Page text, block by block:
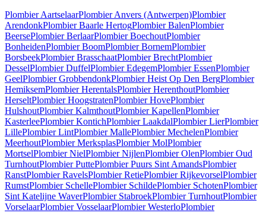
Plombier AartselaarPlombier Anvers (Antwerpen)Plombier
ArendonkPlombier Baarle HertogPlombier BalenPlombier
BeersePlombier BerlaarPlombier BoechoutPlombier
BonheidenPlombier BoomPlombier BornemPlombier
BorsbeekPlombier BrasschaatPlombier BrechtPlombier
DesselPlombier DuffelPlombier EdegemPlombier EssenPlombier
GeelPlombier GrobbendonkPlombier Heist Op Den BergPlombier
HemiksemPlombier HerentalsPlombier HerenthoutPlombier
HerseltPlombier HoogstratenPlombier HovePlombier
HulshoutPlombier KalmthoutPlombier KapellenPlombier
KasterleePlombier KontichPlombier LaakdalPlombier LierPlombier
LillePlombier LintPlombier MallePlombier MechelenPlombier
MeerhoutPlombier MerksplasPlombier MolPlombier
MortselPlombier NielPlombier NijlenPlombier OlenPlombier Oud
TurnhoutPlombier PuttePlombier Puurs Sint AmandsPlombier
RanstPlombier RavelsPlombier RetiePlombier RijkevorselPlombier
RumstPlombier SchellePlombier SchildePlombier SchotenPlombier
Sint Katelijne WaverPlombier StabroekPlombier TurnhoutPlombier
VorselaarPlombier VosselaarPlombier WesterloPlombier